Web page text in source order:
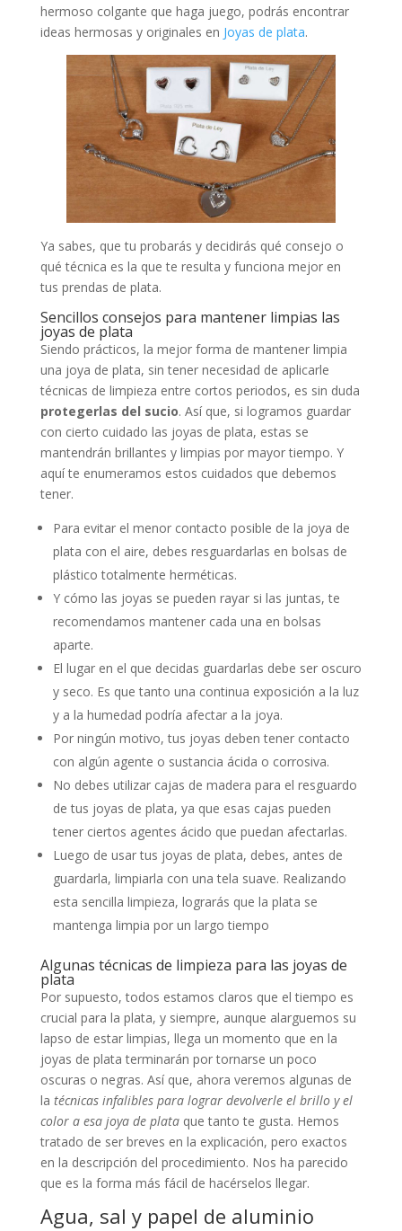
hermoso colgante que haga juego, podrás encontrar
ideas hermosas y originales en Joyas de plata.
Ya sabes, que tu probarás y decidirás qué consejo o
qué técnica es la que te resulta y funciona mejor en
tus prendas de plata.
Sencillos consejos para mantener limpias las
joyas de plata
Siendo prácticos, la mejor forma de mantener limpia
una joya de plata, sin tener necesidad de aplicarle
técnicas de limpieza entre cortos periodos, es sin duda
protegerlas del sucio. Así que, si logramos guardar
con cierto cuidado las joyas de plata, estas se
mantendrán brillantes y limpias por mayor tiempo. Y
aquí te enumeramos estos cuidados que debemos
tener.
Para evitar el menor contacto posible de la joya de
plata con el aire, debes resguardarlas en bolsas de
plástico totalmente herméticas.
Y cómo las joyas se pueden rayar si las juntas, te
recomendamos mantener cada una en bolsas
aparte.
El lugar en el que decidas guardarlas debe ser oscuro
y seco. Es que tanto una continua exposición a la luz
y a la humedad podría afectar a la joya.
Por ningún motivo, tus joyas deben tener contacto
con algún agente o sustancia ácida o corrosiva.
No debes utilizar cajas de madera para el resguardo
de tus joyas de plata, ya que esas cajas pueden
tener ciertos agentes ácido que puedan afectarlas.
Luego de usar tus joyas de plata, debes, antes de
guardarla, limpiarla con una tela suave. Realizando
esta sencilla limpieza, lograrás que la plata se
mantenga limpia por un largo tiempo
Algunas técnicas de limpieza para las joyas de
plata
Por supuesto, todos estamos claros que el tiempo es
crucial para la plata, y siempre, aunque alarguemos su
lapso de estar limpias, llega un momento que en la
joyas de plata terminarán por tornarse un poco
oscuras o negras. Así que, ahora veremos algunas de
la técnicas infalibles para lograr devolverle el brillo y el
color a esa joya de plataque tanto te gusta. Hemos
tratado de ser breves en la explicación, pero exactos
en la descripción del procedimiento. Nos ha parecido
que es la forma más fácil de hacérselos llegar.
Agua, sal y papel de aluminio